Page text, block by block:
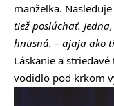
manželka.
tiež poslúchať.
hnusná. – ajaja ako
Láskanie a
vodidlo pod krkom